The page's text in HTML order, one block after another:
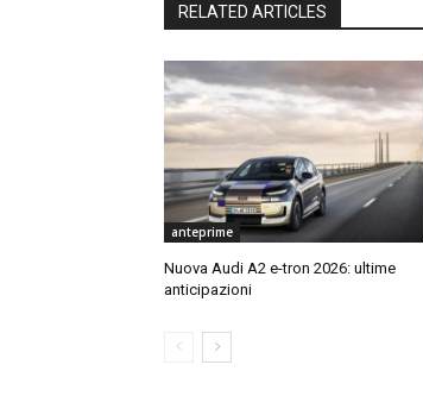
RELATED ARTICLES
anteprime
Nuova Audi A2 e-tron 2026: ultime
anticipazioni